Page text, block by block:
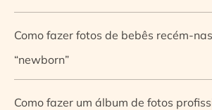
Como fazer fotos de bebês recém-
“newborn”
Como fazer um álbum de fotos